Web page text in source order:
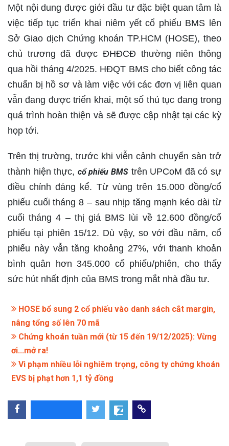
Một nội dung được giới đầu tư đặc biệt quan tâm là
việc tiếp tục triển khai niêm yết cổ phiếu BMS lên
Sở Giao dịch Chứng khoán TP.HCM (HOSE), theo
chủ trương đã được ĐHĐCĐ thường niên thông
qua hồi tháng 4/2025. HĐQT BMS cho biết công tác
chuẩn bị hồ sơ và làm việc với các đơn vị liên quan
vẫn đang được triển khai, một số thủ tục đang trong
quá trình hoàn thiện và sẽ được cập nhật tại các kỳ
họp tới.
Trên thị trường, trước khi viễn cảnh chuyển sàn trở
thành hiện thực, cổ phiếu BMS trên UPCoM đã có sự
điều chỉnh đáng kể. Từ vùng trên 15.000 đồng/cổ
phiếu cuối tháng 8 – sau nhịp tăng mạnh kéo dài từ
cuối tháng 4 – thị giá BMS lùi về 12.600 đồng/cổ
phiếu tại phiên 15/12. Dù vậy, so với đầu năm, cổ
phiếu này vẫntăng khoảng 27%, vớithanh khoản
bình quân hơn 345.000 cổ phiếu/phiên, cho thấy
sức hút nhất định của BMS trong mắt nhà đầu tư.
HOSE bổ sung 2 cổ phiếu vào danh sách cắt margin,
nâng tổng số lên 70 mã
Chứng khoán tuần mới (từ 15 đến 19/12/2025): Vừng
ơi...mở ra!
Vi phạm nhiều lỗi nghiêm trọng, công ty chứng khoán
EVS bị phạt hơn 1,1 tỷ đồng